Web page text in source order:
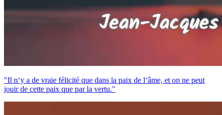
"Il n‘y a de vraie félicité que dans la paix de l‘âme, et on ne peut
jouir de cette paix que par la vertu."